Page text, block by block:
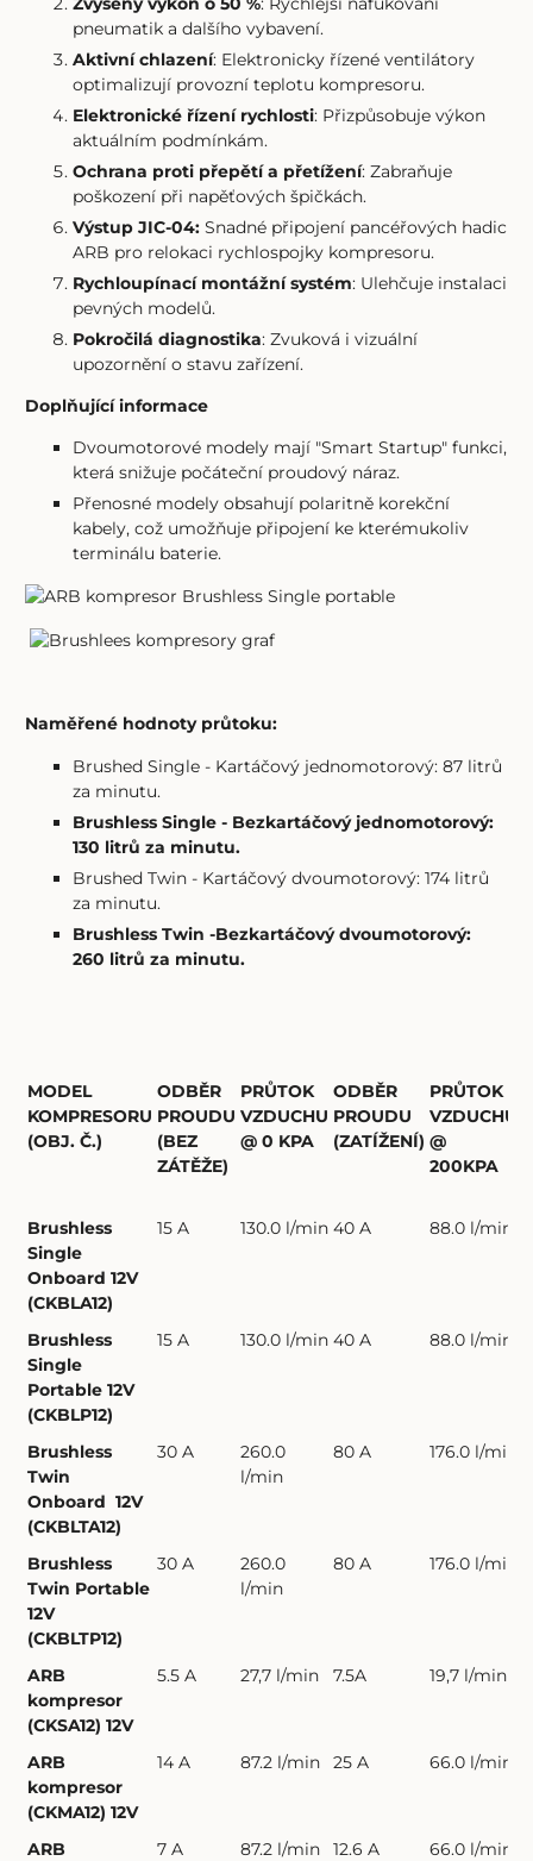
pneumatik a dalšího vybavení.
Aktivní chlazení: Elektronicky řízené ventilátory
optimalizují provozní teplotu kompresoru.
Elektronické řízení rychlosti: Přizpůsobuje výkon
aktuálním podmínkám.
Ochrana proti přepětí a přetížení: Zabraňuje
poškození při napěťových špičkách.
Výstup JIC-04:Snadné připojení pancéřových hadic
ARB pro relokaci rychlospojky kompresoru.
Rychloupínací montážní systém: Ulehčuje instalaci
pevných modelů.
Pokročilá diagnostika: Zvuková i vizuální
upozornění o stavu zařízení.
Doplňující informace
Dvoumotorové modely mají "Smart Startup" funkci,
která snižuje počáteční proudový náraz.
Přenosné modely obsahují polaritně korekční
kabely, což umožňuje připojení ke kterémukoliv
terminálu baterie.
Naměřené hodnoty průtoku:
Brushed Single - Kartáčový jednomotorový: 87 litrů
za minutu.
Brushless Single - Bezkartáčový jednomotorový:
130 litrů za minutu.
Brushed Twin - Kartáčový dvoumotorový: 174 litrů
za minutu.
Brushless Twin -Bezkartáčový dvoumotorový:
260 litrů za minutu.
MODEL
KOMPRESORU
(OBJ. Č.)
ODBĚR
PROUDU
(BEZ
ZÁTĚŽE)
PRŮTOK
VZDUCHU
@ 0 KPA
ODBĚR
PROUDU
(ZATÍŽENÍ)
PRŮTOK
VZDUCHU
@
200KPA
Brushless
Single
Onboard 12V
(CKBLA12)
15 A 130.0 l/min 40 A 88.0 l/min
Brushless
Single
Portable 12V
(CKBLP12)
15 A 130.0 l/min 40 A 88.0 l/min
Brushless
Twin
Onboard 12V
(CKBLTA12)
30 A
260.0
l/min
80 A 176.0 l/min
Brushless
Twin Portable
12V
(CKBLTP12)
30 A
260.0
l/min
80 A 176.0 l/min
ARB
kompresor
(CKSA12) 12V
5.5 A 27,7 l/min 7.5A 19,7 l/min
ARB
kompresor
(CKMA12) 12V
14 A 87.2 l/min 25 A 66.0 l/min
ARB
7 A 87.2 l/min 12.6 A 66.0 l/min